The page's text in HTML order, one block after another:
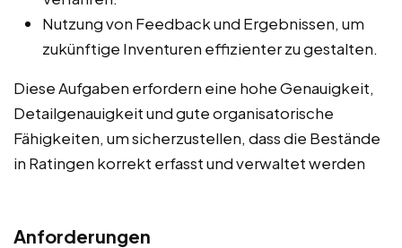
Nutzung von Feedback und Ergebnissen, um
zukünftige Inventuren effizienter zu gestalten.
Diese Aufgaben erfordern eine hohe Genauigkeit,
Detailgenauigkeit und gute organisatorische
Fähigkeiten, um sicherzustellen, dass die Bestände
in Ratingen korrekt erfasst und verwaltet werden
Anforderungen